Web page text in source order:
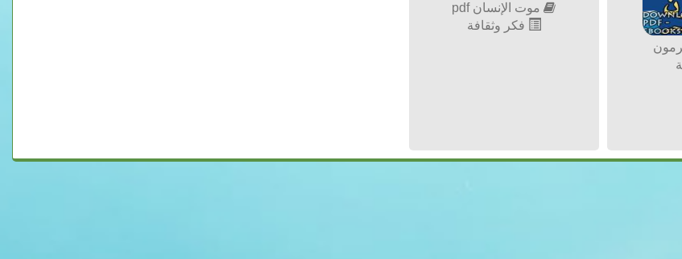
موت الإنسان pdf
فكر وثقافة